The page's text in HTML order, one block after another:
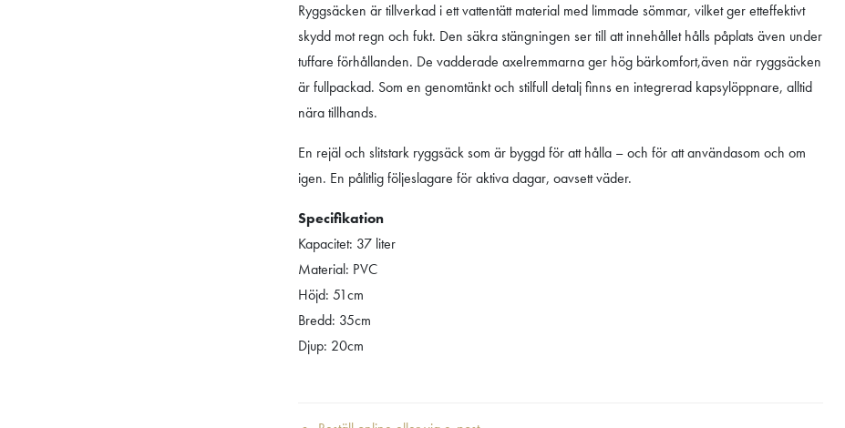
Ryggsäcken är tillverkad i ett vattentätt material med limmade sömmar, vilket ger etteffektivt
skydd mot regn och fukt. Den säkra stängningen ser till att innehållet hålls påplats även under
tuffare förhållanden. De vadderade axelremmarna ger hög bärkomfort,även när ryggsäcken
är fullpackad. Som en genomtänkt och stilfull detalj finns en integrerad kapsylöppnare, alltid
nära tillhands.
En rejäl och slitstark ryggsäck som är byggd för att hålla – och för att användasom och om
igen. En pålitlig följeslagare för aktiva dagar, oavsett väder.
Specifikation
Kapacitet: 37 liter
Material: PVC
Höjd: 51cm
Bredd: 35cm
Djup: 20cm